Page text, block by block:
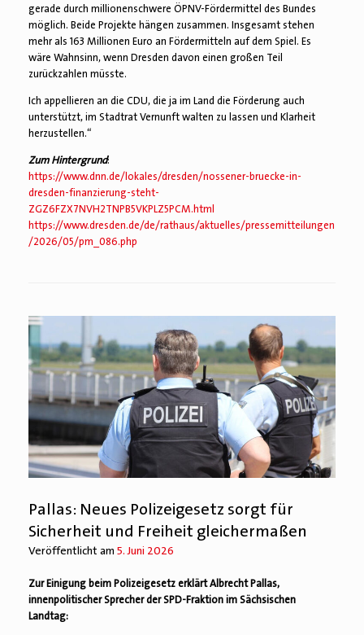
gerade durch millionenschwere ÖPNV-Fördermittel des Bundes
möglich. Beide Projekte hängen zusammen. Insgesamt stehen
mehr als 163 Millionen Euro an Fördermitteln auf dem Spiel. Es
wäre Wahnsinn, wenn Dresden davon einen großen Teil
zurückzahlen müsste.
Ich appellieren an die CDU, die ja im Land die Förderung auch
unterstützt, im Stadtrat Vernunft walten zu lassen und Klarheit
herzustellen.“
Zum Hintergrund:
https://www.dnn.de/lokales/dresden/nossener-bruecke-in-
dresden-finanzierung-steht-
ZGZ6FZX7NVH2TNPB5VKPLZ5PCM.html
https://www.dresden.de/de/rathaus/aktuelles/pressemitteilungen
/2026/05/pm_086.php
Pallas: Neues Polizeigesetz sorgt für
Sicherheit und Freiheit gleichermaßen
Veröffentlicht am 5. Juni 2026
Zur Einigung beim Polizeigesetz erklärt Albrecht Pallas,
innenpolitischer Sprecher der SPD-Fraktion im Sächsischen
Landtag: